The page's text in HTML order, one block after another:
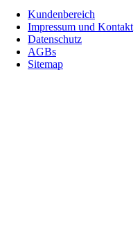
Kundenbereich
Impressum und Kontakt
Datenschutz
AGBs
Sitemap